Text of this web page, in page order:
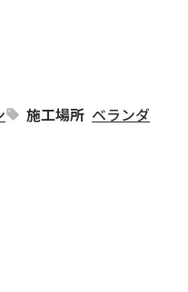
施工場所 ベランダ